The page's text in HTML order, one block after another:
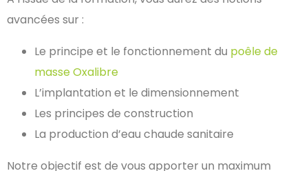
avancées sur :
Le principe et le fonctionnement du poêle de
masse Oxalibre
L’implantation et le dimensionnement
Les principes de construction
La production d’eau chaude sanitaire
Notre objectif est de vous apporter un maximum